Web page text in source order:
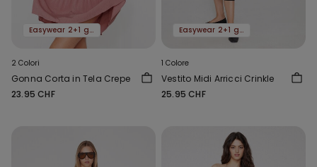
Easywear 2+1 gratis
2 Colori
Gonna Corta in Tela Crepe
23.95 CHF
Easywear 2+1 gratis
1 Colore
Vestito Midi Arricci Crinkle
25.95 CHF